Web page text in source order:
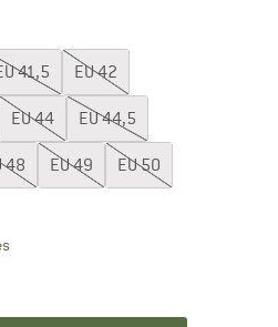
41,5 EU42
EU44 EU44,5
48 EU49 EU50
Le lien s'ouvre dans une boîte